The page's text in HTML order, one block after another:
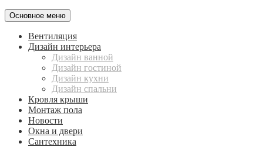
Основное меню
Вентиляция
Дизайн интерьера
Дизайн ванной
Дизайн гостиной
Дизайн кухни
Дизайн спальни
Кровля крыши
Монтаж пола
Новости
Окна и двери
Сантехника